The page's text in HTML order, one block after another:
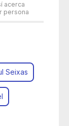
acerca
persona
Seixas